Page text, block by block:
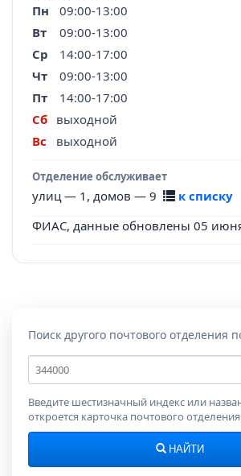
Пн
09:00-13:00
Вт
09:00-13:00
Ср
14:00-17:00
Чт
09:00-13:00
Пт
14:00-17:00
Сб выходной
Вс
выходной
Отделение обслуживает
улиц — 1, домов — 9 к списку
ФИАС, данные обновлены 05
Поиск другого почтового отделения
Почтовый
индекс
Введите шестизначный индекс или
откроется карточка почтового
НАЙТИ